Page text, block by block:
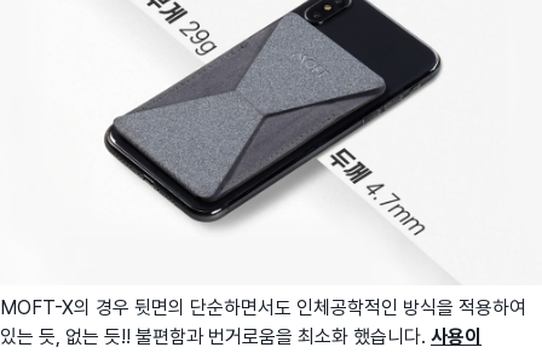
MOFT-X의 경우 뒷면의 단순하면서도 인체공학적인 방식을 적용하여
있는 듯, 없는 듯!! 불편함과 번거로움을 최소화 했습니다. 사용이